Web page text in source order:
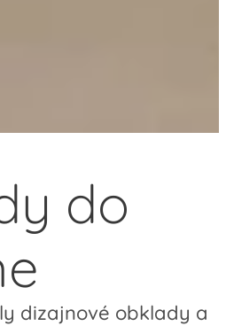
do
dizajnové obklady a